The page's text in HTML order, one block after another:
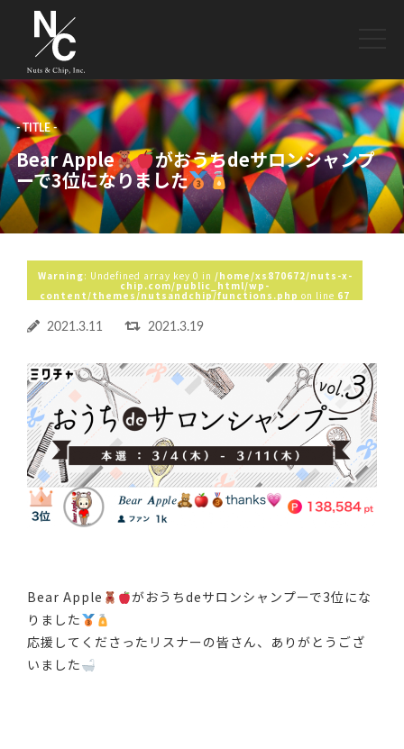
- TITLE -
Bear Apple がおうちdeサロンシャンプ
ーで3位になりました
Warning: Undefined array key 0 in /home/xs870672/nuts-x-
chip.com/public_html/wp-
content/themes/nutsandchip/functions.php on line 67
2021.3.11 2021.3.19
Bear Apple
がおうちdeサロンシャンプーで3位にな
りました
応援してくださったリスナーの皆さん、ありがとうござ
いました